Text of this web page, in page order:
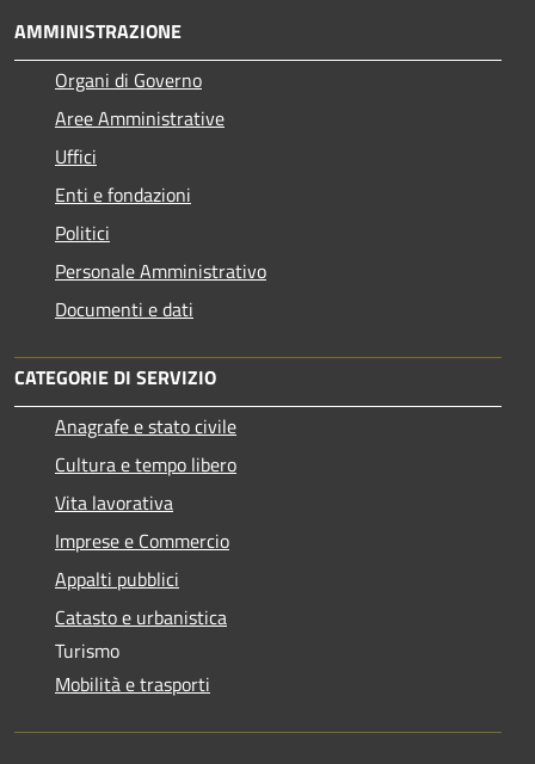
AMMINISTRAZIONE
Organi di Governo
Aree Amministrative
Uffici
Enti e fondazioni
Politici
Personale Amministrativo
Documenti e dati
CATEGORIE DI SERVIZIO
Anagrafe e stato civile
Cultura e tempo libero
Vita lavorativa
Imprese e Commercio
Appalti pubblici
Catasto e urbanistica
Turismo
Mobilità e trasporti